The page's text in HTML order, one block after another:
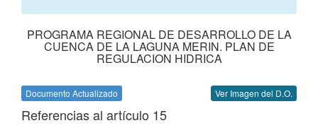
PROGRAMA REGIONAL DE DESARROLLO DE LA
CUENCA DE LA LAGUNA MERIN. PLAN DE
REGULACION HIDRICA
Documento Actualizado Ver Imagen del D.O.
Referencias al artículo 15